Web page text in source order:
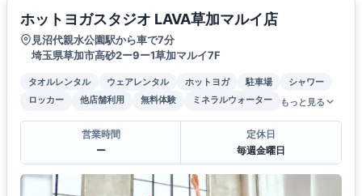
ホットヨガスタジオ LAVA草加マルイ店
見沼代親水公園駅から車で7分
埼玉県草加市高砂2ー9ー1草加マルイ7F
タオルレンタル ウェアレンタル ホットヨガ 駐車場
シャワー
ロッカー
他店舗利用 無料体験 ミネラルウォーター もっと見る
営業時間
ー
定休日
毎週金曜日